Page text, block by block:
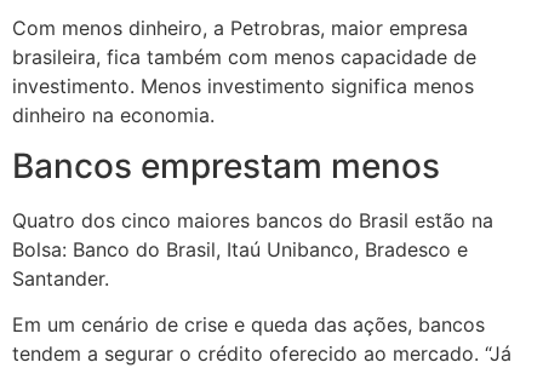
Com menos dinheiro, a Petrobras, maior empresa
brasileira, fica também com menos capacidade de
investimento. Menos investimento significa menos
dinheiro na economia.
Bancos emprestam menos
Quatro dos cinco maiores bancos do Brasil estão na
Bolsa: Banco do Brasil, Itaú Unibanco, Bradesco e
Santander.
Em um cenário de crise e queda das ações, bancos
tendem a segurar o crédito oferecido ao mercado. “Já